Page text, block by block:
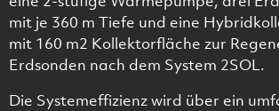
mit je 360 m Tiefe und eine
mit 160 m2 Kollektorfläche zur
Erdsonden nach dem System 2SOL.
Die Systemeffizienz wird über ein